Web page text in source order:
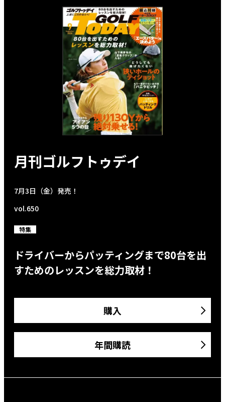
月刊ゴルフトゥデイ
7月3日（金）発売！
vol.650
特集
ドライバーからパッティングまで80台を出
すためのレッスンを総力取材！
購入
年間購読